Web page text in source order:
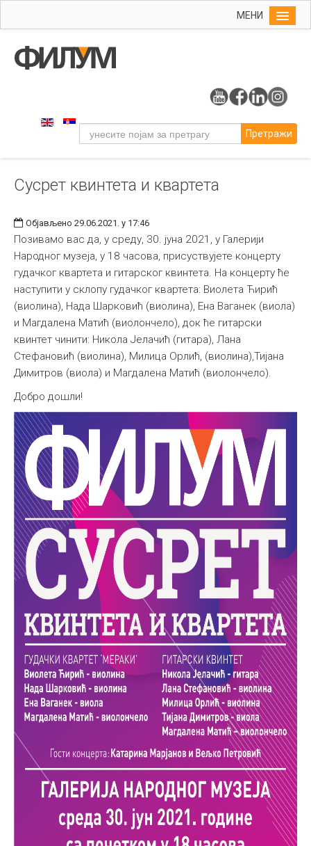
МЕНИ
Упис
Уметност
Музичка уметност
Издаваштво
Библиотека
Студенти
Међународна
Претражи
Сусрет квинтета и квартета
Објављено 29.06.2021. у 17:46
Позивамо вас да, у среду, 30. јуна 2021, у Галерији
Народног музеја, у 18 часова, присуствујете концерту
гудачког квартета и гитарског квинтета. На концерту ће
наступити у склопу гудачког квартета: Виолета Ћирић
(виолина), Нада Шарковић (виолина), Ена Ваганек (виола)
и Магдалена Матић (виолончело), док ће гитарски
квинтет чинити: Никола Јелачић (гитара), Лана
Стефановић (виолина), Милица Орлић, (виолина),Тијана
Димитров (виола) и Магдалена Матић (виолончело).
Добро дошли!